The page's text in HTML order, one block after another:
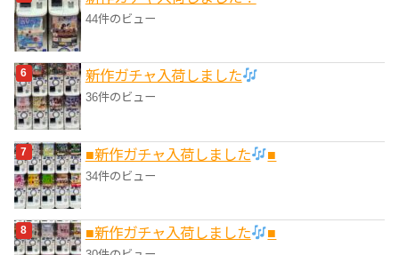
44件のビュー
新作ガチャ入荷しました
36件のビュー
■新作ガチャ入荷しました ■
34件のビュー
■新作ガチャ入荷しました ■